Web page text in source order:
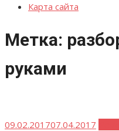
Карта сайта
Метка:
руками
Опубликовано
09.02.201707.04.2017